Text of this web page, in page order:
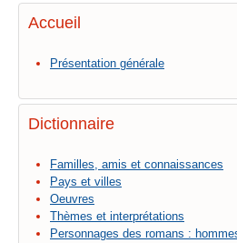
Accueil
Présentation générale
Dictionnaire
Familles, amis et connaissances
Pays et villes
Oeuvres
Thèmes et interprétations
Personnages des romans :